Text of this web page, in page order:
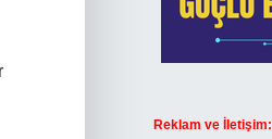
Reklam ve İletişim: